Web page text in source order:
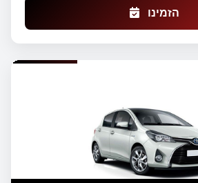
הזמינו